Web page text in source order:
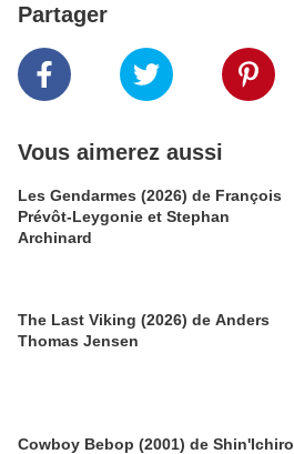
Partager
Vous aimerez aussi
Les Gendarmes (2026) de François
Prévôt-Leygonie et Stephan
Archinard
The Last Viking (2026) de Anders
Thomas Jensen
Cowboy Bebop (2001) de Shin'Ichiro